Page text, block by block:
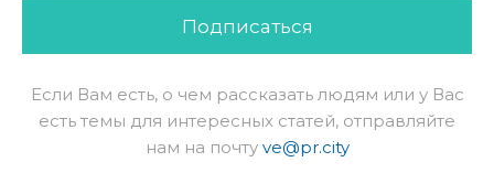
Подписаться
Если Вам есть, о чем рассказать людям или у Вас
есть темы для интересных статей, отправляйте
нам на почту ve@pr.city